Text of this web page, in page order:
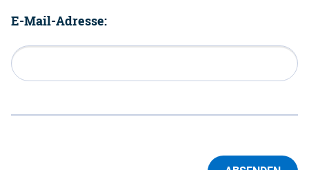
E-Mail-Adresse: